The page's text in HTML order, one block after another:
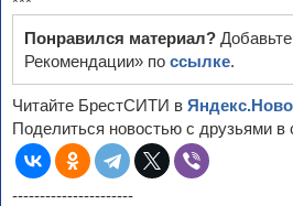
Понравился материал?
Рекомендации» по ссылке.
Читайте БрестСИТИ в
Поделиться новостью с друзьями в
----------------------